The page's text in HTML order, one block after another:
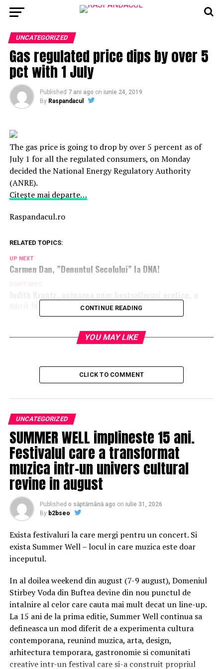
UNCATEGORIZED
Gas regulated price dips by over 5
pct with 1 July
Published 7 ani ago on iunie 24, 2019
By Raspandacul
The gas price is going to drop by over 5 percent as of
July 1 for all the regulated consumers, on Monday
decided the National Energy Regulatory Authority
(ANRE).
Citește mai departe…
Raspandacul.ro
RELATED TOPICS:
UP NEXT
Carmen Dan, ”Denuntul Secolului” la DNA!
DON'T MISS
murit la 91 de ani
CONTINUE READING
YOU MAY LIKE
CLICK TO COMMENT
UNCATEGORIZED
SUMMER WELL implineste 15 ani.
Festivalul care a transformat
muzica intr-un univers cultural
revine in august
Published o săptămână ago on iulie 31, 2026
By b2bseo
Exista festivaluri la care mergi pentru un concert. Si
exista Summer Well – locul in care muzica este doar
inceputul.
In al doilea weekend din august (7-9 august), Domeniul
Stirbey Voda din Buftea devine din nou punctul de
intalnire al celor care cauta mai mult decat un line-up.
La 15 ani de la prima editie, Summer Well continua sa
defineasca un mod diferit de a experimenta cultura
contemporana, reunind muzica, arta, design,
arhitectura temporara, gastronomie si comunitati
creative intr-un festival care si-a construit propriul